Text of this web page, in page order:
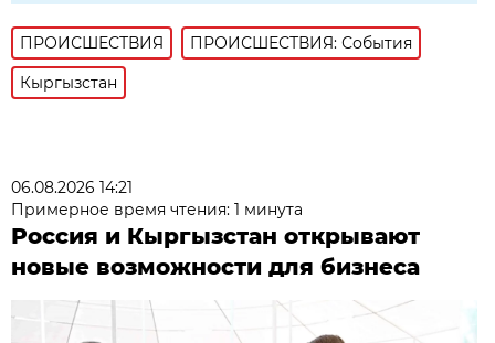
ПРОИСШЕСТВИЯ
ПРОИСШЕСТВИЯ: События
Кыргызстан
06.08.2026 14:21
Примерное время чтения: 1 минута
Россия и Кыргызстан открывают
новые возможности для бизнеса